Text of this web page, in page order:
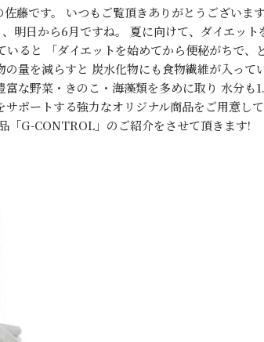
藤です。 いつもご覧頂きありがとうございます
明日から6月ですね。 夏に向けて、ダイエッ
ると 「ダイエットを始めてから便秘がちで、
量を減らすと 炭水化物にも食物繊維が入って
な野菜・きのこ・海藻類を多めに取り 水分も
サポートする強力なオリジナル商品をご用意し
「G-CONTROL」のご紹介をさせて頂きます!